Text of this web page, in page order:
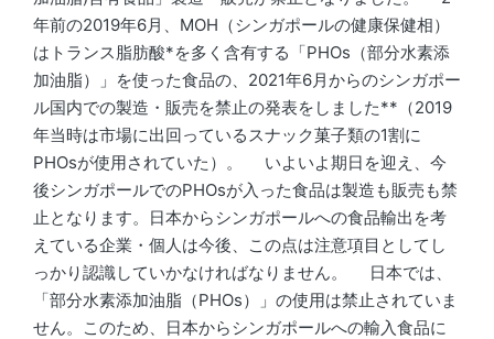
年前の2019年6月、MOH（シンガポールの健康保健相）
はトランス脂肪酸*を多く含有する「PHOs（部分水素添
加油脂）」を使った食品の、2021年6月からのシンガポー
ル国内での製造・販売を禁止の発表をしました**（2019
年当時は市場に出回っているスナック菓子類の1割に
PHOsが使用されていた）。 いよいよ期日を迎え、今
後シンガポールでのPHOsが入った食品は製造も販売も禁
止となります。日本からシンガポールへの食品輸出を考
えている企業・個人は今後、この点は注意項目としてし
っかり認識していかなければなりません。 日本では、
「部分水素添加油脂（PHOs）」の使用は禁止されていま
せん。このため、日本からシンガポールへの輸入食品に